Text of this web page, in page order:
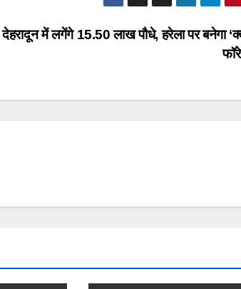
देहरादून में लगेंगे 15.50 लाख पौधे, हरेला पर बनेगा